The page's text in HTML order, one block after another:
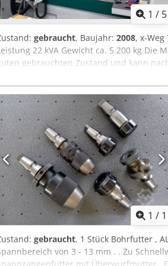
1 / 5
gebraucht, Baujahr: 2008, x-
22 kVA Gewicht ca. 5.200 kg
gebrauchten Zustand und kann
Technische Merkmale & Zubehör: -
und Spannmittel gehören
ist. Aenderungen und Irrtuemer
1 / 1
gebraucht, 1 Stück Bohrfutter ,
von 3 - 13 mm . . Zu